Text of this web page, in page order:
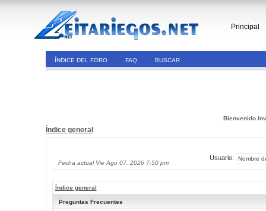
Principal
ÍNDICE DEL FORO FAQ BUSCAR
Bienvenido
Índice general
Fecha actual Vie Ago 07, 2026 7:50 pm
Usuario:
Índice general
Preguntas Frecuentes